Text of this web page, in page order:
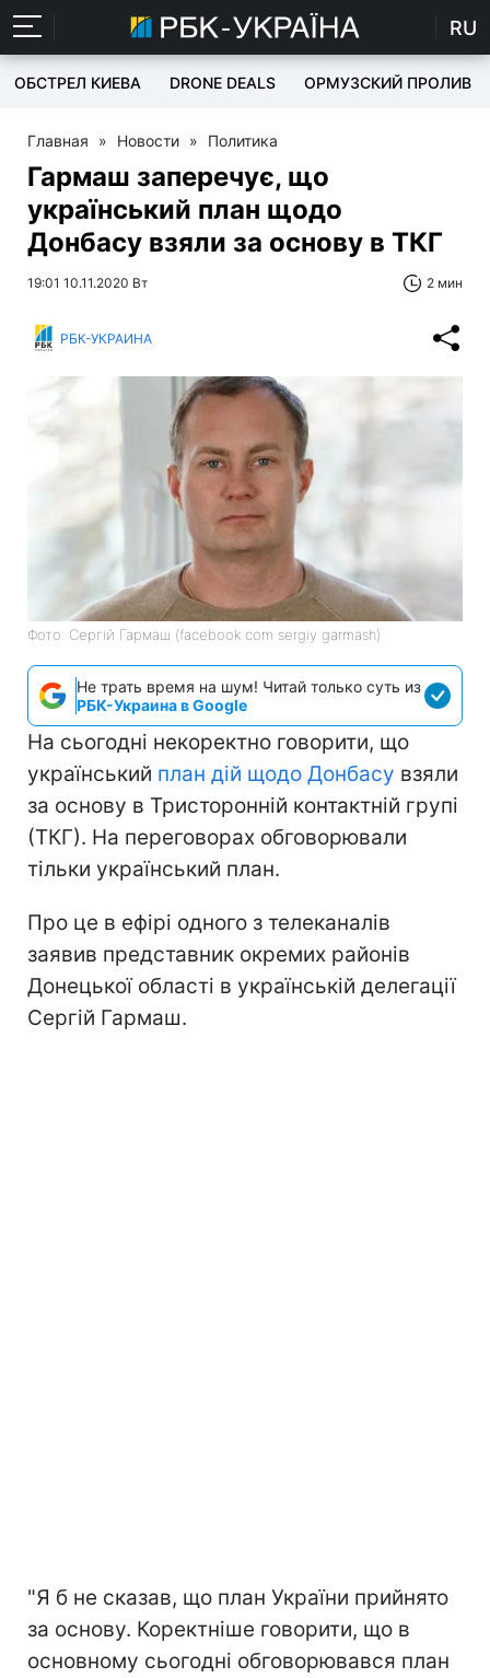
RU
ОБСТРЕЛ КИЕВА DRONE DEALS ОРМУЗСКИЙ ПРОЛИВ
Главная » Новости » Политика
Гармаш заперечує, що
український план щодо
Донбасу взяли за основу в ТКГ
19:01 10.11.2020 Вт 2 мин
РБК-УКРАИНА
Фото: Сергій Гармаш (facebook com sergiy garmash)
Не трать время на шум! Читай только суть из
РБК-Украина в Google
На сьогодні некоректно говорити, що
український план дій щодо Донбасу взяли
за основу в Тристоронній контактній групі
(ТКГ). На переговорах обговорювали
тільки український план.
Про це в ефірі одного з телеканалів
заявив представник окремих районів
Донецької області в українській делегації
Сергій Гармаш.
"Я б не сказав, що план України прийнято
за основу. Коректніше говорити, що в
основному сьогодні обговорювався план